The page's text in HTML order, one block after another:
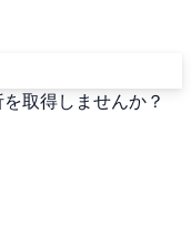
取得しませんか？